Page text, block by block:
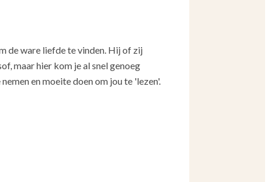
de ware liefde te vinden. Hij of zij
maar hier kom je al snel genoeg
en moeite doen om jou te 'lezen'.